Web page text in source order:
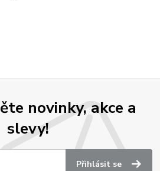
novinky, akce a
slevy!
Přihlásit se